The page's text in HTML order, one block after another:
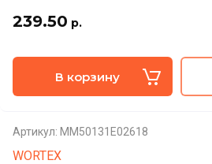
239.50 р.
В корзину
Артикул: MM50131E02618
WORTEX